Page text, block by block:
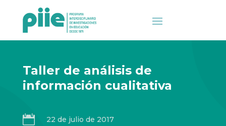
Taller de análisis de
información cualitativa
 22 de julio de 2017